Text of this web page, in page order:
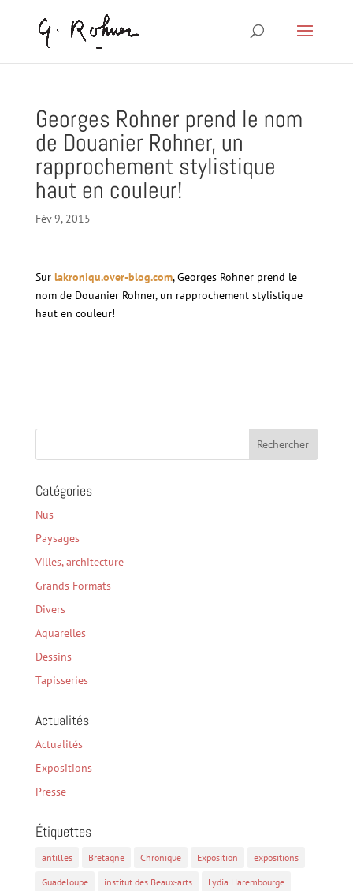
Georges Rohner prend le nom
de Douanier Rohner, un
rapprochement stylistique
haut en couleur!
Fév 9, 2015
Sur lakroniqu.over-blog.com, Georges Rohner prend le
nom de Douanier Rohner, un rapprochement stylistique
haut en couleur!
Catégories
Nus
Paysages
Villes, architecture
Grands Formats
Divers
Aquarelles
Dessins
Tapisseries
Actualités
Actualités
Expositions
Presse
Étiquettes
antilles Bretagne Chronique Exposition expositions
Guadeloupe institut des Beaux-arts Lydia Harembourge